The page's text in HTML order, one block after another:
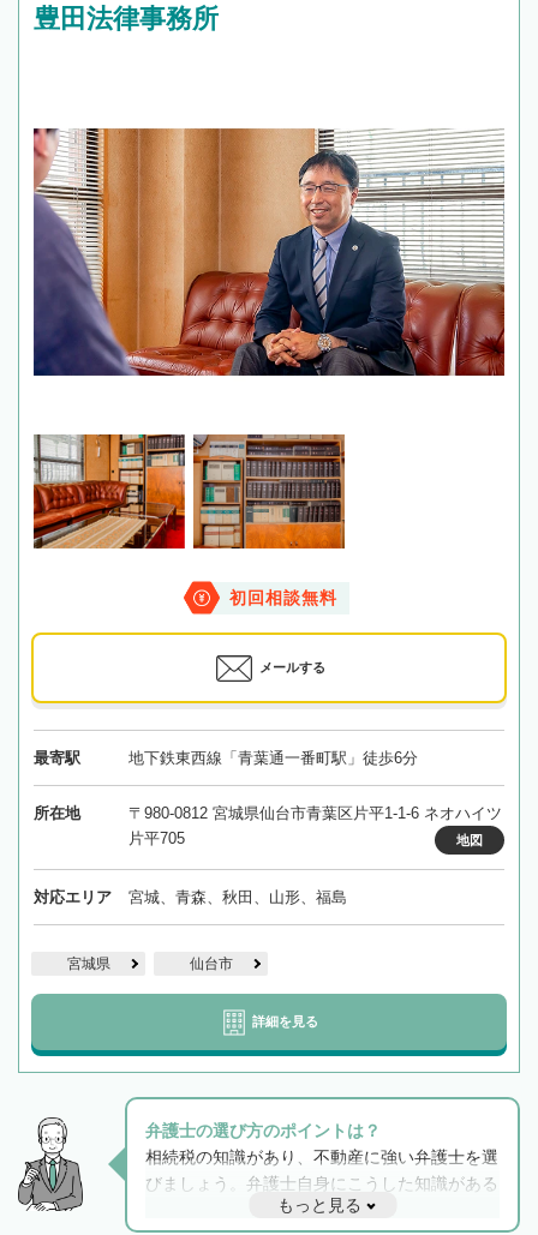
豊田法律事務所
初回相談無料
メールする
最寄駅 地下鉄東西線「青葉通一番町駅」徒歩6分
所在地
〒980-0812 宮城県仙台市青葉区片平1-1-6 ネオハイツ
片平705
地図
対応エリア 宮城、青森、秋田、山形、福島
宮城県 仙台市
詳細を見る
弁護士の選び方のポイントは？
相続税の知識があり、不動産に強い弁護士を選
びましょう。弁護士自身にこうした知識がある
と他士業との連携もスムーズに進み、トラブル
もっと見る